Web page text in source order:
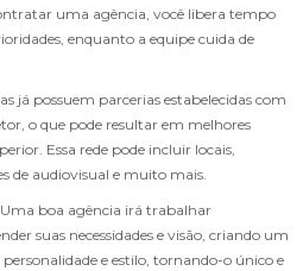
uma agência, você libera tempo
enquanto a equipe cuida de
já possuem parcerias estabelecidas com
o que pode resultar em melhores
Essa rede pode incluir locais,
de audiovisual e muito mais.
Uma boa agência irá trabalhar
suas necessidades e visão, criando um
e estilo, tornando-o único e